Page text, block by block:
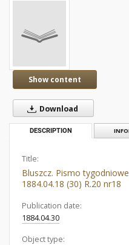
Show content
Download
DESCRIPTION
Title:
Bluszcz. Pismo
1884.04.18 (30) R.20 nr18
Publication date:
1884.04.30
Object type: